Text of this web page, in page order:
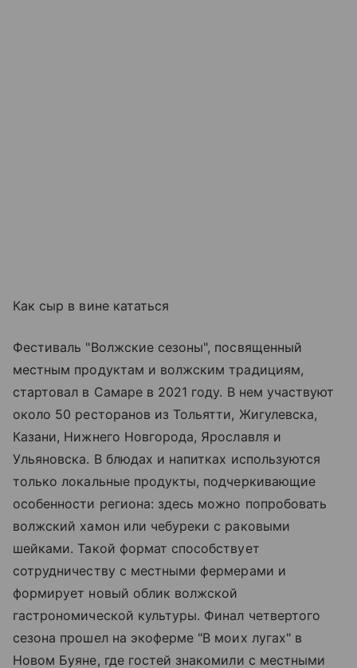
Как сыр в вине кататься
Фестиваль "Волжские сезоны", посвященный
местным продуктам и волжским традициям,
стартовал в Самаре в 2021 году. В нем участвуют
около 50 ресторанов из Тольятти, Жигулевска,
Казани, Нижнего Новгорода, Ярославля и
Ульяновска. В блюдах и напитках используются
только локальные продукты, подчеркивающие
особенности региона: здесь можно попробовать
волжский хамон или чебуреки с раковыми
шейками. Такой формат способствует
сотрудничеству с местными фермерами и
формирует новый облик волжской
гастрономической культуры. Финал четвертого
сезона прошел на экоферме "В моих лугах" в
Новом Буяне, где гостей знакомили с местными